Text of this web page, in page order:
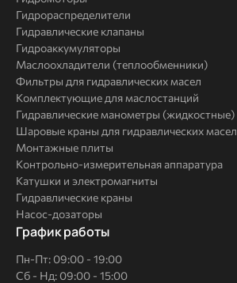
Гидрораспределители
Гидравлические клапаны
Гидроаккумуляторы
Маслоохладители (теплообменники)
Фильтры для гидравлических масел
Комплектующие для маслостанций
Гидравлические манометры (жидкостные)
Шаровые краны для гидравлических масел
Монтажные плиты
Контрольно-измерительная аппаратура
Катушки и электромагниты
Гидравлические краны
Насос-дозаторы
График работы
Пн-Пт: 09:00 - 19:00
Сб - Нд: 09:00 - 15:00